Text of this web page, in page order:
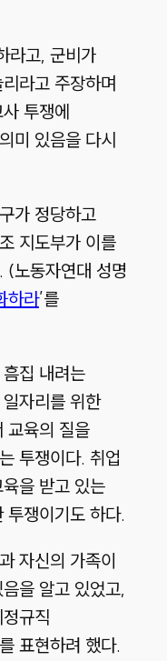
라고, 군비가
라고 주장하며
투쟁에
미 있음을 다시
가 정당하고
지도부가 이를
(노동자연대 성명
하라’를
집 내려는
자리를 위한
교육의 질을
투쟁이다. 취업
을 받고 있는
투쟁이기도 하다.
자신의 가족이
을 알고 있었고,
규직
표현하려 했다.